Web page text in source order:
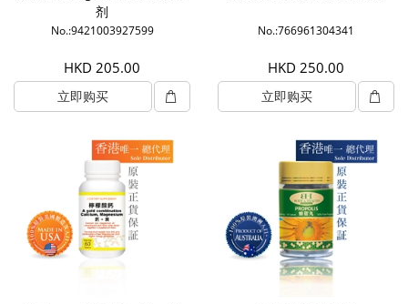
剂
No.:9421003927599
HKD 205.00
立即购买
No.:766961304341
HKD 250.00
立即购买